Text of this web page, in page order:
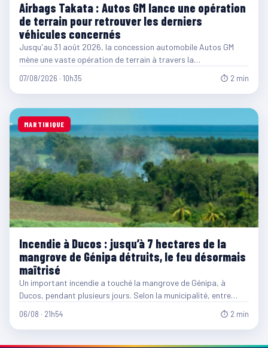
Airbags Takata : Autos GM lance une opération
de terrain pour retrouver les derniers
véhicules concernés
Jusqu'au 31 août 2026, la concession automobile Autos GM
mène une vaste opération de terrain à travers la…
07/08/2026 · 10h35 ⏱ 2 min
MARTINIQUE
Incendie à Ducos : jusqu’à 7 hectares de la
mangrove de Génipa détruits, le feu désormais
maîtrisé
Un important incendie a touché la mangrove de Génipa, à
Ducos, pendant plusieurs jours. Selon la municipalité, entre…
06/08 · 21h54 ⏱ 2 min